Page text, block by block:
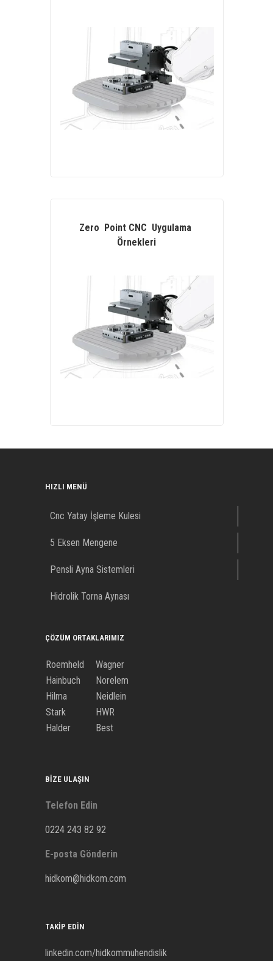
Zero Point CNC Uygulama
Örnekleri
HIZLI MENÜ
Cnc Yatay İşleme Kulesi
5 Eksen Mengene
Pensli Ayna Sistemleri
Hidrolik Torna Aynası
ÇÖZÜM ORTAKLARIMIZ
Roemheld
Wagner
Hainbuch
Norelem
Hilma
Neidlein
Stark
HWR
Halder
Best
BIZE ULAŞIN
Telefon Edin
0224 243 82 92
E-posta Gönderin
hidkom@hidkom.com
TAKIP EDIN
linkedin.com/hidkommuhendislik